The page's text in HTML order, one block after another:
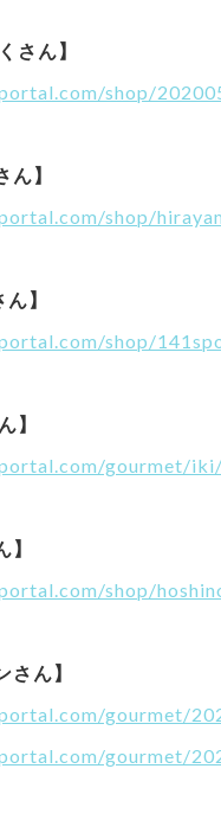
さん】
shop/
ん】
shop/
】
shop/
】
gourmet/iki/
】
shop/
ん】
gourmet/
gourmet/